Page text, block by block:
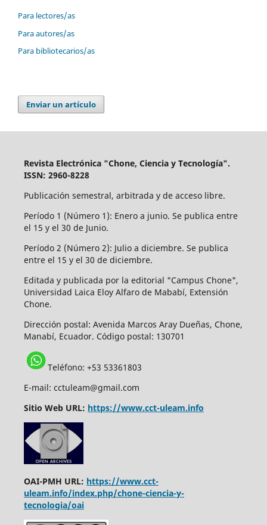
Para lectores/as
Para autores/as
Para bibliotecarios/as
Enviar un artículo
Revista Electrónica "Chone, Ciencia y Tecnología".
ISSN: 2960-8228
Publicación semestral, arbitrada y de acceso libre.
Período 1 (Número 1): Enero a junio. Se publica entre
el 15 y el 30 de Junio.
Período 2 (Número 2): Julio a diciembre. Se publica
entre el 15 y el 30 de diciembre.
Editada y publicada por la editorial "Campus Chone",
Universidad Laica Eloy Alfaro de Mababí, Extensión
Chone.
Dirección postal: Avenida Marcos Aray Dueñas, Chone,
Manabí, Ecuador. Código postal: 130701
Teléfono: +53 53361803
E-mail: cctuleam@gmail.com
Sitio Web URL: https://www.cct-uleam.info
OAI-PMH URL: https://www.cct-
uleam.info/index.php/chone-ciencia-y-
tecnologia/oai